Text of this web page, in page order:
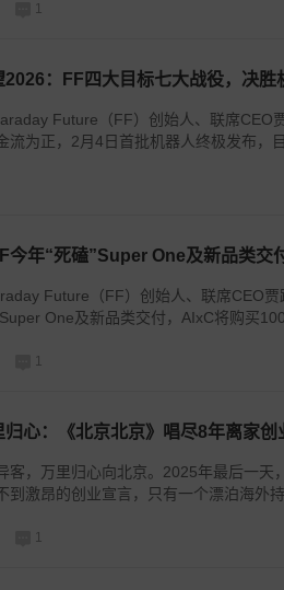
1
2026：FF四大目标七大战役，决胜
Future（FF）创始人、联席CEO
流为正，2月4日首批机器人终极发布，
今年“死磕”Super One及新品类交
Future（FF）创始人、联席CEO
One及新品类交付，AIxC将购买
1
归心：《北京北京》唱尽8年离家创
客，万里归心向北京。2025年最后一
到激昂的创业宣言，只有一个漂泊海外
1